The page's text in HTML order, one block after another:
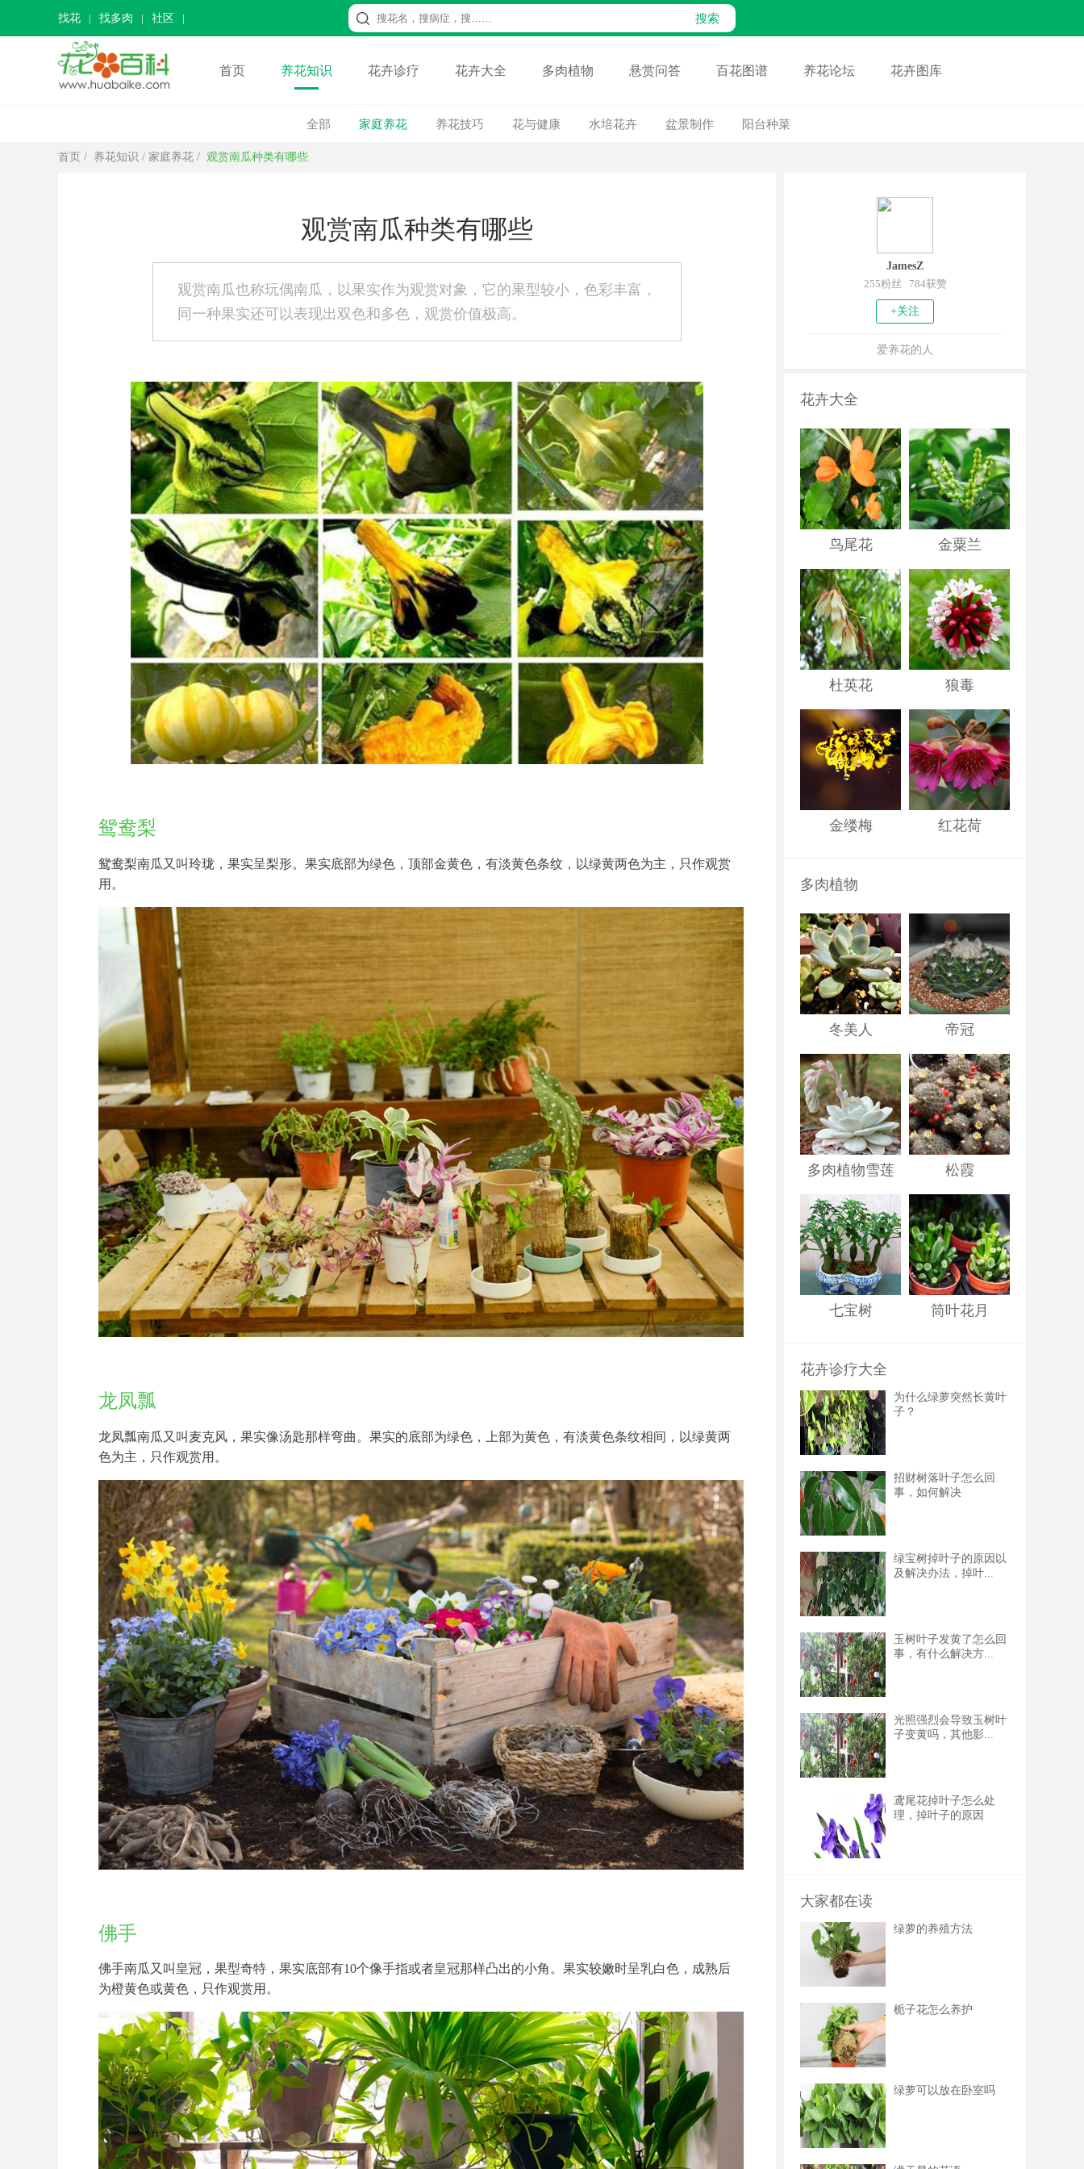
找花 找多肉 社区
首页 养花知识 花卉诊疗 花卉大全 多肉植物 悬赏问答 百花图谱 养花论坛 花卉图库
全部 家庭养花 养花技巧 花与健康 水培花卉 盆景制作 阳台种菜
首页 / 养花知识 / 家庭养花 / 观赏南瓜种类有哪些
观赏南瓜种类有哪些
观赏南瓜也称玩偶南瓜，以果实作为观赏对象，它的果型较小，色彩丰富，
同一种果实还可以表现出双色和多色，观赏价值极高。
鸳鸯梨
鸳鸯梨南瓜又叫玲珑，果实呈梨形。果实底部为绿色，顶部金黄色，有淡黄色条纹，以绿黄两色为主，只作观赏
用。
龙凤瓢
龙凤瓢南瓜又叫麦克风，果实像汤匙那样弯曲。果实的底部为绿色，上部为黄色，有淡黄色条纹相间，以绿黄两
色为主，只作观赏用。
佛手
佛手南瓜又叫皇冠，果型奇特，果实底部有10个像手指或者皇冠那样凸出的小角。果实较嫩时呈乳白色，成熟后
为橙黄色或黄色，只作观赏用。
JamesZ
255粉丝 784获赞
+关注
爱养花的人
花卉大全
鸟尾花 金粟兰
杜英花 狼毒
金缕梅 红花荷
多肉植物
冬美人 帝冠
多肉植物雪莲 松霞
七宝树 筒叶花月
花卉诊疗大全
为什么绿萝突然长黄叶
子？
招财树落叶子怎么回
事，如何解决
绿宝树掉叶子的原因以
及解决办法，掉叶...
玉树叶子发黄了怎么回
事，有什么解决方...
光照强烈会导致玉树叶
子变黄吗，其他影...
鸢尾花掉叶子怎么处
理，掉叶子的原因
大家都在读
绿萝的养殖方法
栀子花怎么养护
绿萝可以放在卧室吗